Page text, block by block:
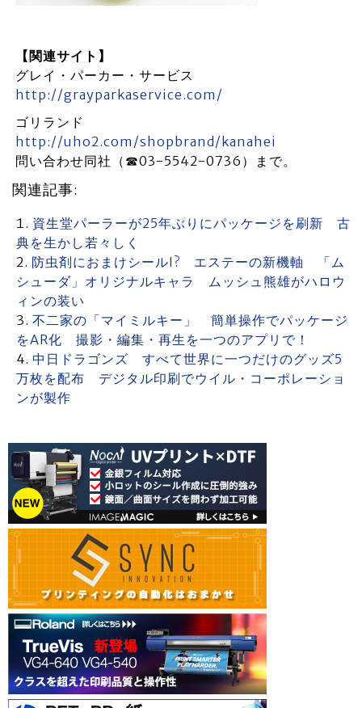
【関連サイト】
グレイ・パーカー・サービス
http://grayparkaservice.com/
ゴリランド
http://uho2.com/shopbrand/kanahei
問い合わせ同社（☎03-5542-0736）まで。
関連記事:
資生堂パーラーが25年ぶりにパッケージを刷新 古
典を生かし若々しく
防虫剤におまけシールI? エステーの新機軸 「ム
シューダ」オリジナルキャラ ムッシュ熊雄がハロウ
ィンの装い
不二家の「マイミルキー」 簡単操作でパッケージ
をAR化 撮影・編集・再生を一つのアプリで！
中日ドラゴンズ すべて世界に一つだけのグッズ5
万枚を配布 デジタル印刷でウイル・コーポレーショ
ンが製作